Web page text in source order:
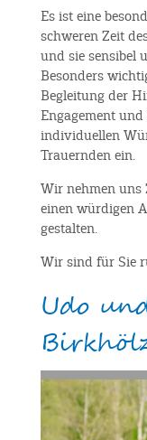
Es ist eine
schweren Zeit
und sie sensibel
Besonders
Begleitung der
Engagement
individuellen
Trauernden ein.
Wir nehmen uns
einen würdigen
gestalten.
Wir sind für Sie
Udo